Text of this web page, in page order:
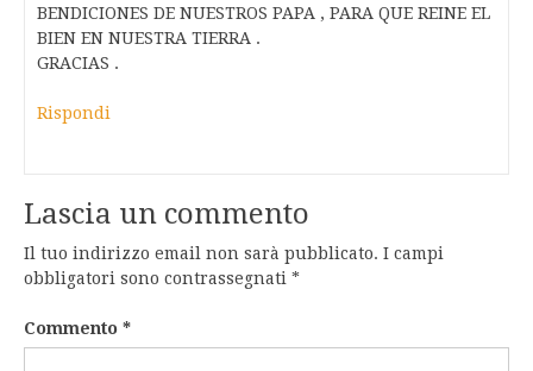
BENDICIONES DE NUESTROS PAPA , PARA QUE REINE EL
BIEN EN NUESTRA TIERRA .
GRACIAS .
Rispondi
Lascia un commento
Il tuo indirizzo email non sarà pubblicato. I campi
obbligatori sono contrassegnati *
Commento *